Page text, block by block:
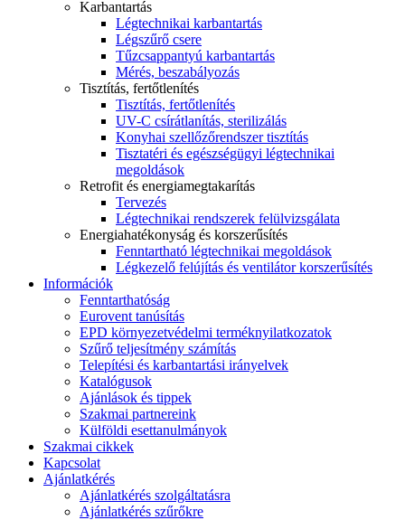
Karbantartás
Légtechnikai karbantartás
Légszűrő csere
Tűzcsappantyú karbantartás
Mérés, beszabályozás
Tisztítás, fertőtlenítés
Tisztítás, fertőtlenítés
UV-C csírátlanítás, sterilizálás
Konyhai szellőzőrendszer tisztítás
Tisztatéri és egészségügyi légtechnikai
megoldások
Retrofit és energiamegtakarítás
Tervezés
Légtechnikai rendszerek felülvizsgálata
Energiahatékonyság és korszerűsítés
Fenntartható légtechnikai megoldások
Légkezelő felújítás és ventilátor korszerűsítés
Információk
Fenntarthatóság
Eurovent tanúsítás
EPD környezetvédelmi terméknyilatkozatok
Szűrő teljesítmény számítás
Telepítési és karbantartási irányelvek
Katalógusok
Ajánlások és tippek
Szakmai partnereink
Külföldi esettanulmányok
Szakmai cikkek
Kapcsolat
Ajánlatkérés
Ajánlatkérés szolgáltatásra
Ajánlatkérés szűrőkre